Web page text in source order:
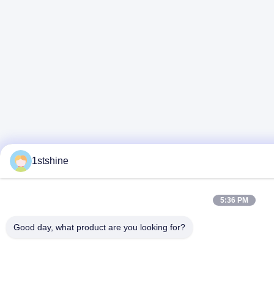
1stshine
5:36 PM
Good day, what product are you looking for?